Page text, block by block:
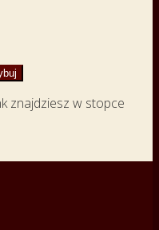
znajdziesz w stopce